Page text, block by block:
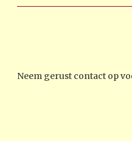
Neem gerust contact op